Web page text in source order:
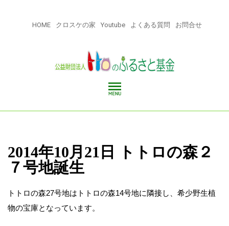
お問合せ
よくある質問
Youtube
クロスケの家
HOME
2014年10月21日 トトロの森２
７号地誕生
トトロの森27号地はトトロの森14号地に隣接し、希少野生植
物の宝庫となっています。